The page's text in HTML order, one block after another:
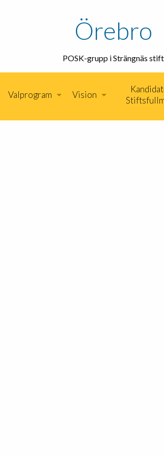
Örebro
POSK-grupp i Strängnäs stift
Valprogram Vision